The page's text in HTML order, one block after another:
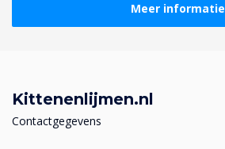
Meer informatie
Kittenenlijmen.nl
Contactgegevens